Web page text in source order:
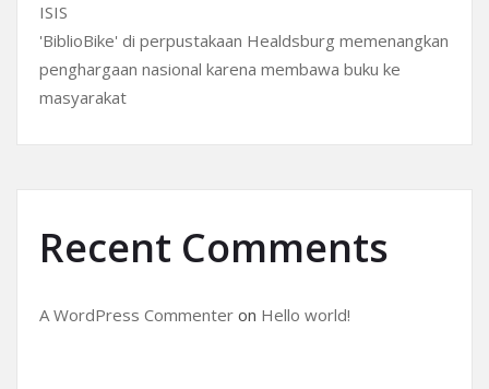
ISIS
'BiblioBike' di perpustakaan Healdsburg memenangkan
penghargaan nasional karena membawa buku ke
masyarakat
Recent Comments
A WordPress Commenter on Hello world!